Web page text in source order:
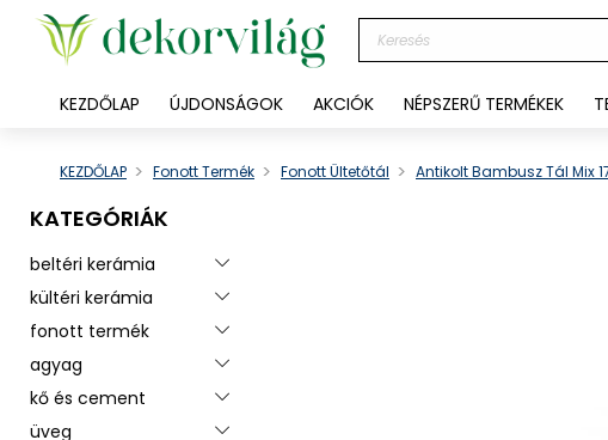
KEZDŐLAP ÚJDONSÁGOK AKCIÓK NÉPSZERŰ TERMÉKEK
KEZDŐLAP Fonott Termék Fonott Ültetőtál Antikolt Bambusz Tál
KATEGÓRIÁK
beltéri kerámia
Toggle menu
kültéri kerámia
Toggle menu
fonott termék
Toggle menu
agyag
Toggle menu
kő és cement
Toggle menu
üveg
Toggle menu